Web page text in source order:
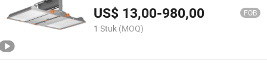
US$ 13,00-980,00 FOB
1 Stuk (MOQ)